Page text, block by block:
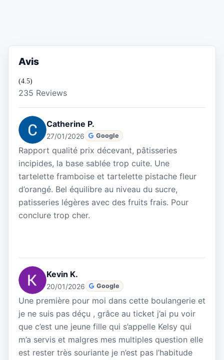
Avis
(4.5)
235 Reviews
Catherine P.
27/01/2026 Google
Rapport qualité prix décevant, pâtisseries
incipides, la base sablée trop cuite. Une
tartelette framboise et tartelette pistache fleur
d’orangé. Bel équilibre au niveau du sucre,
patisseries légères avec des fruits frais. Pour
conclure trop cher.
Kevin K.
20/01/2026 Google
Une première pour moi dans cette boulangerie et
je ne suis pas déçu , grâce au ticket j’ai pu voir
que c’est une jeune fille qui s’appelle Kelsy qui
m’a servis et malgres mes multiples question elle
est rester très souriante je n’est pas l’habitude